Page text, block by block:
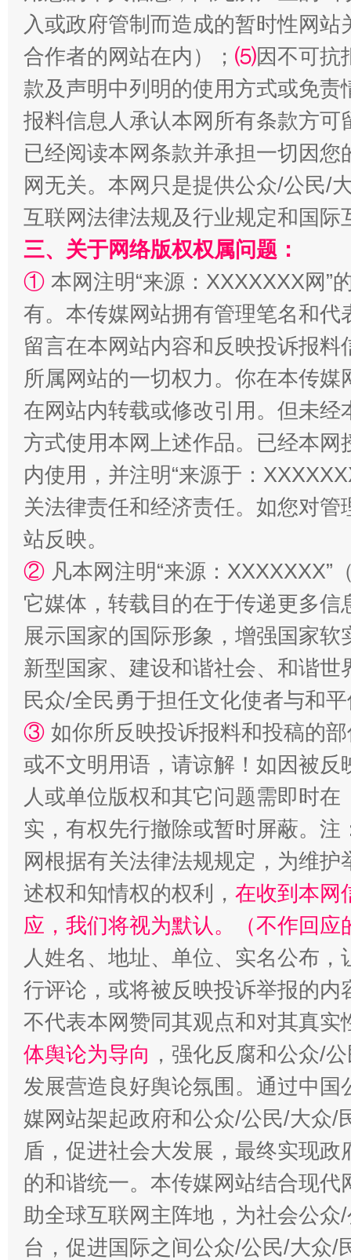
全民健身五年计划来了！等你上场
阿坝州三大球赛在茂县开幕 规模
国家大学科技园优化重塑工作
扯下公款旅游的“隐身衣” 如何以
“蜀中异人”王建安的艺术幻境
入或政府管制而造成的暂时性网
合作者的网站在内）； ⑸因不可抗
款及声明中列明的使用方式或免责
报料信息人承认本网所有条款方
已经阅读本网条款并承担一切因
网无关。本网只是提供公众/公民/
互联网法律法规及行业规定和国
三、关于网络版权权属问题：
① 本网注明“来源：XXXXXXX网”
有。本传媒网站拥有管理笔名和
留言在本网站内容和反映投诉报
所属网站的一切权力。你在本传
在网站内转载或修改引用。但未
方式使用本网上述作品。已经本
内使用，并注明“来源于：
关法律责任和经济责任。如您对
站反映。
② 凡本网注明“来源：
它媒体，转载目的在于传递更多
展示国家的国际形象，增强国家
新型国家、建设和谐社会、和谐
民众/全民勇于担任文化使者与和
③ 如你所反映投诉报料和投稿的
或不文明用语，请谅解！如因被
人或单位版权和其它问题需即时在
实，有权先行撤除或暂时屏蔽。
网根据有关法律法规规定，为维
述权和知情权的权利， 在收到本网
应，我们将视为默认。（不作回应
人姓名、地址、单位、实名公布
行评论，或将被反映投诉举报的
不代表本网赞同其观点和对其真实
体舆论为导向 ，强化反腐和公众/
发展营造良好舆论氛围。通过中
媒网站架起政府和公众/公民/大众/
盾，促进社会大发展，最终实现
的和谐统一。本传媒网站结合现
助全球互联网主阵地，为社会公
台，促进国际之间公众/公民/大众/